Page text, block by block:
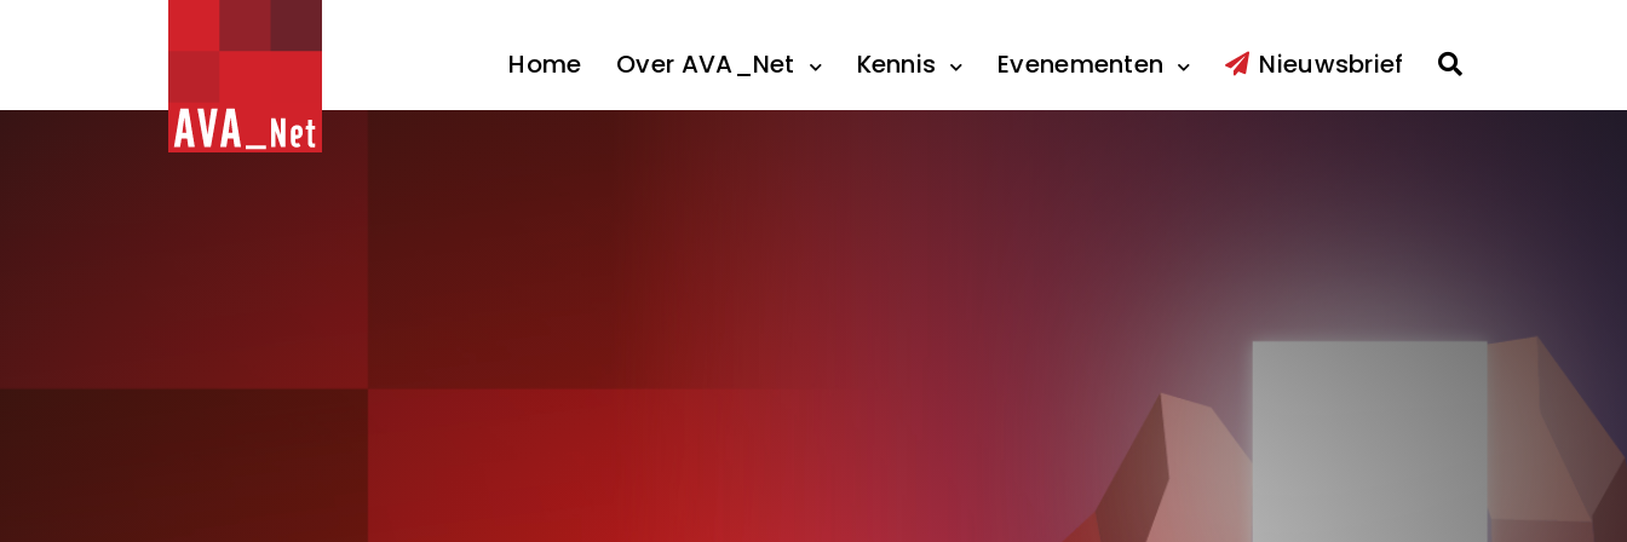
AVA_NET Home Over AVA_Net Kennis Evenementen Nieuwsbrief